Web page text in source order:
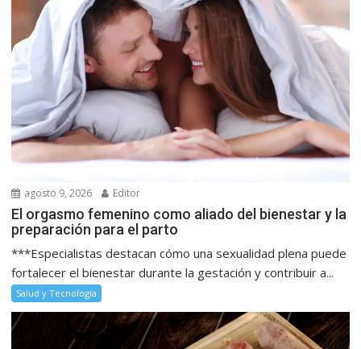
agosto 9, 2026 Editor
El orgasmo femenino como aliado del bienestar y la
preparación para el parto
***Especialistas destacan cómo una sexualidad plena puede
fortalecer el bienestar durante la gestación y contribuir a...
Salud y Tecnología